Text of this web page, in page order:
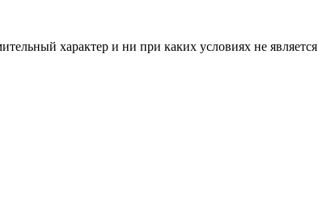
характер и ни при каких условиях не является